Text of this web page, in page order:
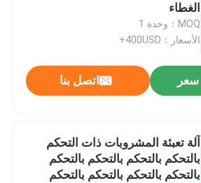
الغطاء
MOQ：وحدة 1
الأسعار：400USD+
اتصل بنا
آلة تعبئة المشروبات ذات التحكم
بالتحكم بالتحكم بالتحكم بالتحكم
بالتحكم بالتحكم بالتحكم بالتحكم